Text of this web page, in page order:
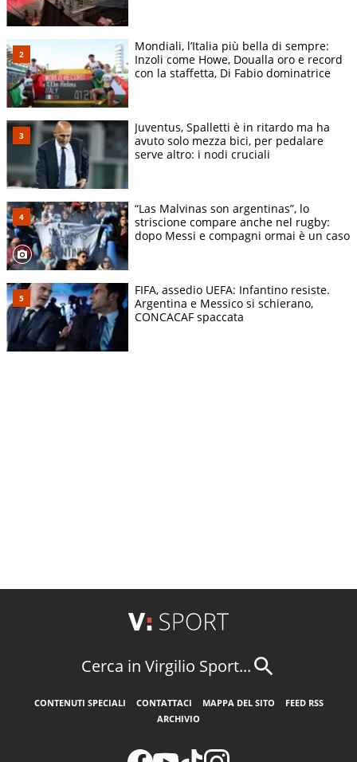
Mondiali, l’Italia più bella di sempre:
Inzoli come Howe, Doualla oro e record
con la staffetta, Di Fabio dominatrice
Juventus, Spalletti è in ritardo ma ha
avuto solo mezza bici, per pedalare
serve altro: i nodi cruciali
“Las Malvinas son argentinas”, lo
striscione compare anche nel rugby:
dopo Messi e compagni ormai è un caso
FIFA, assedio UEFA: Infantino resiste.
Argentina e Messico si schierano,
CONCACAF spaccata
Cerca in Virgilio Sport...
CONTENUTI SPECIALI CONTATTACI MAPPA DEL SITO
FEED RSS
ARCHIVIO